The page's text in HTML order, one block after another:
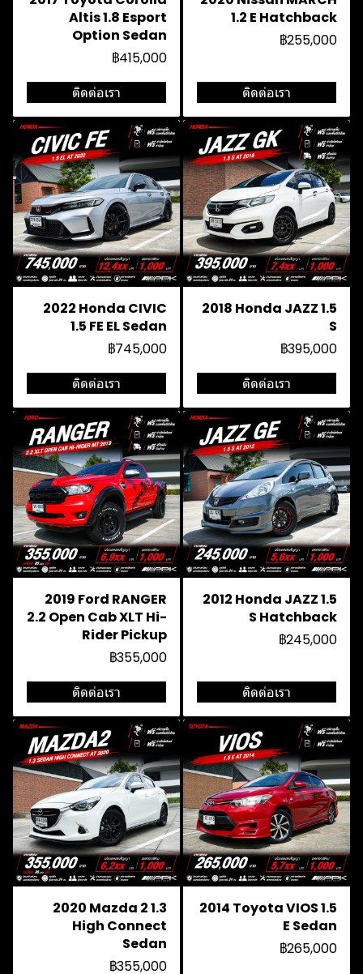
Altis 1.8 Esport
Option Sedan
฿415,000
ติดต่อเรา
1.2 E Hatchback
฿255,000
ติดต่อเรา
2022 Honda CIVIC
1.5 FE EL Sedan
฿745,000
ติดต่อเรา
2018 Honda JAZZ 1.5
S
฿395,000
ติดต่อเรา
2019 Ford RANGER
2.2 Open Cab XLT Hi-
Rider Pickup
฿355,000
ติดต่อเรา
2012 Honda JAZZ 1.5
S Hatchback
฿245,000
ติดต่อเรา
2020 Mazda 2 1.3
High Connect
Sedan
฿355,000
2014 Toyota VIOS 1.5
E Sedan
฿265,000